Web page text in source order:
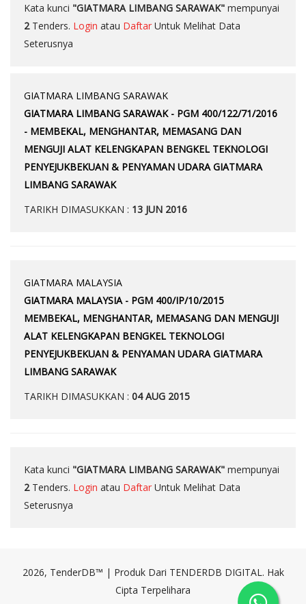
Kata kunci "GIATMARA LIMBANG SARAWAK" mempunyai
2Tenders. Login atau Daftar Untuk Melihat Data
Seterusnya
GIATMARA LIMBANG SARAWAK
GIATMARA LIMBANG SARAWAK - PGM 400/122/71/2016
- MEMBEKAL, MENGHANTAR, MEMASANG DAN
MENGUJI ALAT KELENGKAPAN BENGKEL TEKNOLOGI
PENYEJUKBEKUAN & PENYAMAN UDARA GIATMARA
LIMBANG SARAWAK
TARIKH DIMASUKKAN : 13 JUN 2016
GIATMARA MALAYSIA
GIATMARA MALAYSIA - PGM 400/IP/10/2015
MEMBEKAL, MENGHANTAR, MEMASANG DAN MENGUJI
ALAT KELENGKAPAN BENGKEL TEKNOLOGI
PENYEJUKBEKUAN & PENYAMAN UDARA GIATMARA
LIMBANG SARAWAK
TARIKH DIMASUKKAN : 04 AUG 2015
Kata kunci "GIATMARA LIMBANG SARAWAK" mempunyai
2Tenders. Login atau Daftar Untuk Melihat Data
Seterusnya
2026, TenderDB™ | Produk Dari TENDERDB DIGITAL. Hak
Cipta Terpelihara